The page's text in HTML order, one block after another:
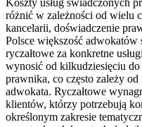
Koszty usług świadczonych
różnić w zależności od wielu
kancelarii, doświadczenie
Polsce większość
ryczałtowe za konkretne
wynosić od kilkudziesięciu do
prawnika, co często zależy
adwokata. Ryczałtowe
klientów, którzy potrzebują
określonym zakresie